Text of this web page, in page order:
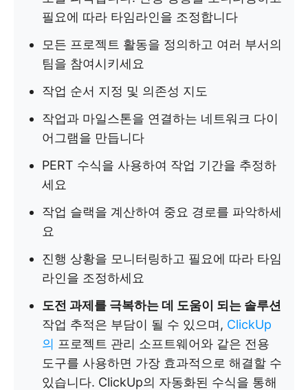
필요에 따라 타임라인을 조정합니다
모든 프로젝트 활동을 정의하고 여러 부서의
팀을 참여시키세요
작업 순서 지정 및 의존성 지도
작업과 마일스톤을 연결하는 네트워크 다이
어그램을 만듭니다
PERT 수식을 사용하여 작업 기간을 추정하
세요
작업 슬랙을 계산하여 중요 경로를 파악하세
요
진행 상황을 모니터링하고 필요에 따라 타임
라인을 조정하세요
도전 과제를 극복하는 데 도움이 되는 솔루션
작업 추적은 부담이 될 수 있으며, ClickUp
의 프로젝트 관리 소프트웨어와 같은 전용
도구를 사용하면 가장 효과적으로 해결할 수
있습니다. ClickUp의 자동화된 수식을 통해